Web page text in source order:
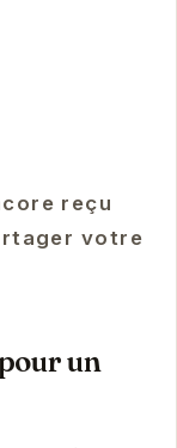
reçu
votre
un